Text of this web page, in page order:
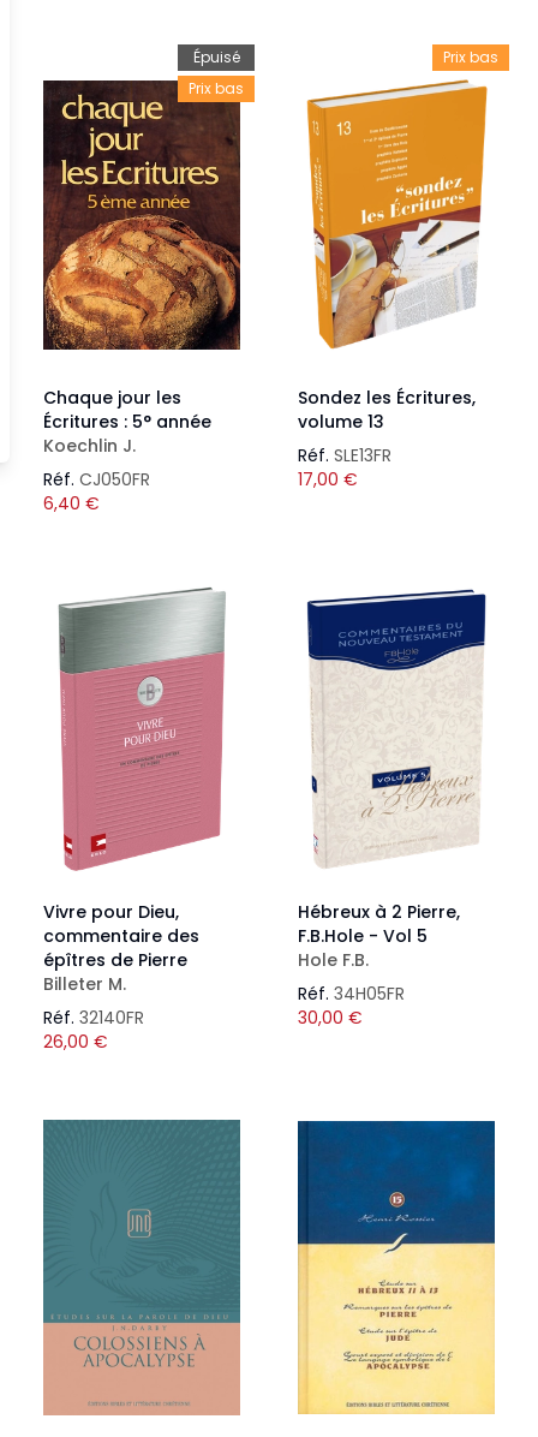
Épuisé
Prix bas
Chaque jour les
Écritures : 5° année
Koechlin J.
Réf. CJ050FR
6,40 €
Prix bas
Sondez les Écritures,
volume 13
Réf. SLE13FR
17,00 €
Vivre pour Dieu,
commentaire des
épîtres de Pierre
Billeter M.
Réf. 32140FR
26,00 €
Hébreux à 2 Pierre,
F.B.Hole - Vol 5
Hole F.B.
Réf. 34H05FR
30,00 €